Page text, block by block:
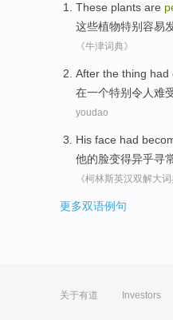
These plants are
这些植物特别容易
《牛津词典》
After the thing had
在一个特别令人难
youdao
His face had
他的脸变得异乎寻
《柯林斯英汉双解大词
更多双语例句
关于有道 Investors